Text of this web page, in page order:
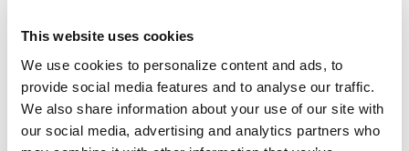
This website uses cookies
We use cookies to personalize content and ads, to
provide social media features and to analyse our traffic.
We also share information about your use of our site with
our social media, advertising and analytics partners who
ら、Deep Instinct社を当然のように選択しました。
この種の保証を引き受けている会社は、バックグラ
ウンドの調査を行っていますが、ミュンヘン再保険
の場合も例外ではありませんでした。ミュンヘン再
保険の保険、リスク、AIの専門家からなるチーム
は、これまでDeep Instinctが経験した中でも最も深